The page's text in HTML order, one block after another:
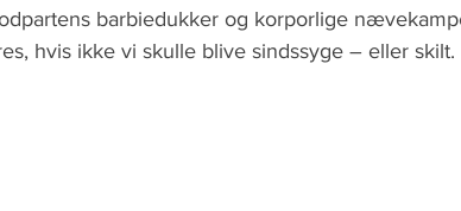
barbiedukker og korporlige
hvis ikke vi skulle blive sindssyge – eller skilt.